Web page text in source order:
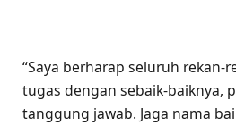
“Saya berharap seluruh rekan-
tugas dengan sebaik-baiknya,
tanggung jawab. Jaga nama